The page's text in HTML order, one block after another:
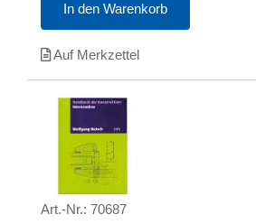
In den Warenkorb
Auf Merkzettel
Art.-Nr.: 70687